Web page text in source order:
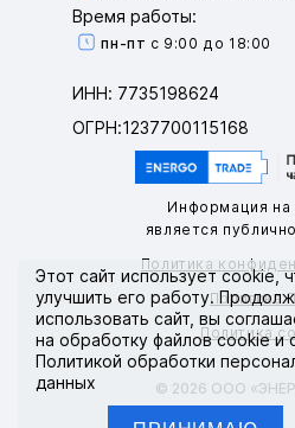
Время работы:
пн-пт с 9:00 до 18:00
ИНН: 7735198624
ОГРН:1237700115168
Информация на
является
Политика
Политика
Политика
© 2026 ООО
Этот сайт используетcookie,
улучшить его работу.
использовать сайт, вы
на обработку файлов cookie и
Политикой обработки
данных